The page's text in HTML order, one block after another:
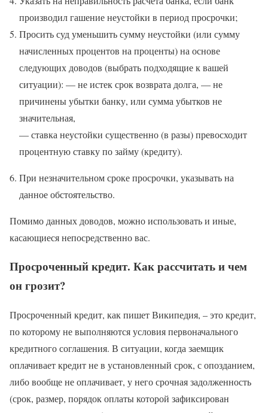
производил гашение неустойки в период просрочки;
Просить суд уменьшить сумму неустойки (или сумму
начисленных процентов на проценты) на основе
следующих доводов (выбрать подходящие к вашей
ситуации): — не истек срок возврата долга, — не
причинены убытки банку, или сумма убытков не
значительная,
— ставка неустойки существенно (в разы) превосходит
процентную ставку по займу (кредиту).
При незначительном сроке просрочки, указывать на
данное обстоятельство.
Помимо данных доводов, можно использовать и иные,
касающиеся непосредственно вас.
Просроченный кредит. Как рассчитать и чем
он грозит?
Просроченный кредит, как пишет Википедия, – это кредит,
по которому не выполняются условия первоначального
кредитного соглашения. В ситуации, когда заемщик
оплачивает кредит не в установленный срок, с опозданием,
либо вообще не оплачивает, у него срочная задолженность
(срок, размер, порядок оплаты которой зафиксирован